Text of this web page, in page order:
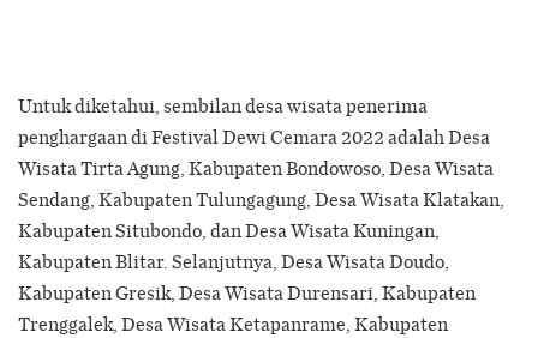
Untuk diketahui, sembilan desa wisata penerima
penghargaan di Festival Dewi Cemara 2022 adalah Desa
Wisata Tirta Agung, Kabupaten Bondowoso, Desa Wisata
Sendang, Kabupaten Tulungagung, Desa Wisata Klatakan,
Kabupaten Situbondo, dan Desa Wisata Kuningan,
Kabupaten Blitar. Selanjutnya, Desa Wisata Doudo,
Kabupaten Gresik, Desa Wisata Durensari, Kabupaten
Trenggalek, Desa Wisata Ketapanrame, Kabupaten